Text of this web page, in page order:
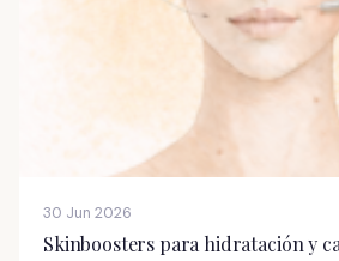
30 Jun 2026
Skinboosters para hidratación y